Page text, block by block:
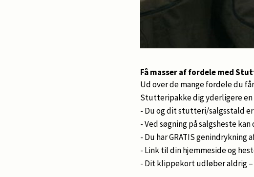
Få masser af fordele med
Ud over de mange fordele du
Stutteripakke dig yderligere
- Du og dit stutteri/salgsstald
- Ved søgning på salgsheste
- Du har GRATIS genindrykning
- Link til din hjemmeside og
- Dit klippekort udløber aldrig